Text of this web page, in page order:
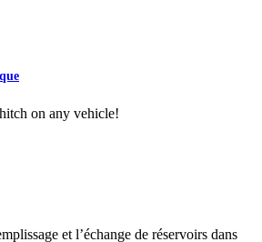
on any vehicle!
et l’échange de réservoirs dans